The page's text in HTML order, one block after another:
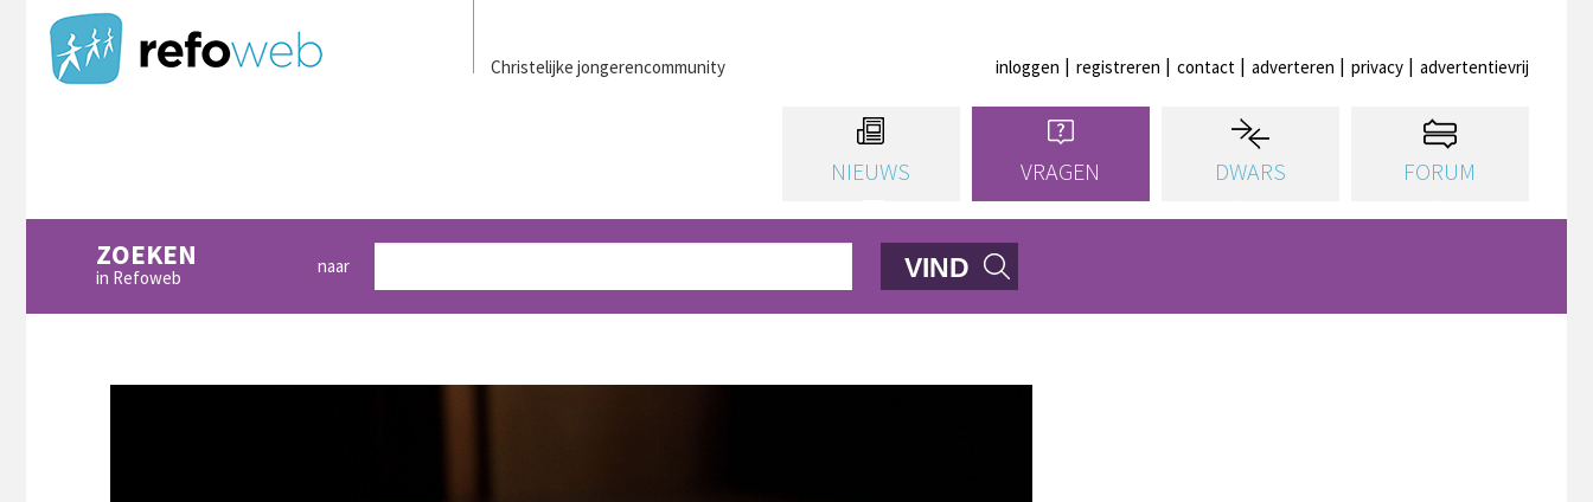
Christelijke jongerencommunity inloggen registreren contact adverteren privacy advertentievrij
NIEUWS VRAGEN DWARS FORUM
ZOEKEN
in Refoweb
naar VIND